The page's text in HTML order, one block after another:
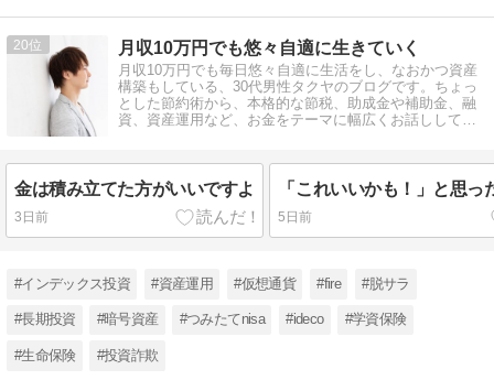
20 月収10万円でも悠々自適に生きていく
月収10万円でも毎日悠々自適に生活をし、なおかつ資産
構築もしている、30代男性タクヤのブログです。ちょっ
とした節約術から、本格的な節税、助成金や補助金、融
資、資産運用など、お金をテーマに幅広くお話ししてい
金は積み立てた方がいいですよ
3日前
「これいいかも！」と思っ
5日前
#インデックス投資 #資産運用 #仮想通貨 #fire #脱サラ
#長期投資 #暗号資産 #つみたてnisa #ideco #学資保険
#生命保険 #投資詐欺